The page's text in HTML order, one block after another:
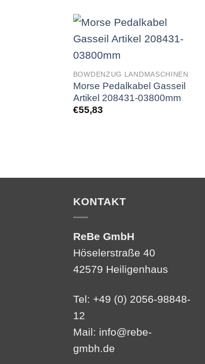
BOWDENZUG LANDMASCHINEN
Morse Pedalkabel Gasseil
Artikel 208431-03800mm
€55,83
KONTAKT
ReBe GmbH
Höselerstraße 40
42579 Heiligenhaus
Tel: +49 (0) 2056-98848-
12
Mail: info@rebe-
gmbh.de